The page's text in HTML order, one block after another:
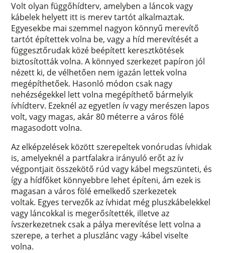
Volt olyan függőhídterv, amelyben a láncok vagy
kábelek helyett itt is merev tartót alkalmaztak.
Egyesekbe mai szemmel nagyon könnyű merevítő
tartót építettek volna be, vagy a híd merevítését a
függesztőrudak közé beépített keresztkötések
biztosították volna. A könnyed szerkezet papíron jól
nézett ki, de vélhetően nem igazán lettek volna
megépíthetőek. Hasonló módon csak nagy
nehézségekkel lett volna megépíthető bármelyik
ívhídterv. Ezeknél az egyetlen ív vagy merészen lapos
volt, vagy magas, akár 80 méterre a város fölé
magasodott volna.
Az elképzelések között szerepeltek vonórudas ívhidak
is, amelyeknél a partfalakra irányuló erőt az ív
végpontjait összekötő rúd vagy kábel megszünteti, és
így a hídfőket könnyebbre lehet építeni, ám ezek is
magasan a város fölé emelkedő szerkezetek
voltak. Egyes tervezők az ívhidat még pluszkábelekkel
vagy láncokkal is megerősítették, illetve az
ívszerkezetnek csak a pálya merevítése lett volna a
szerepe, a terhet a pluszlánc vagy -kábel viselte
volna.